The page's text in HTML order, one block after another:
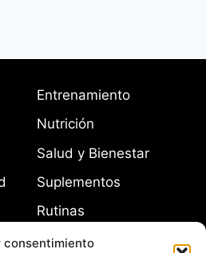
consentimiento
Entrenamiento
Nutrición
Salud y Bienestar
Suplementos
Rutinas
Equipamiento